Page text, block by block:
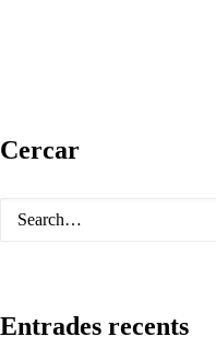
Cercar
Entrades recents